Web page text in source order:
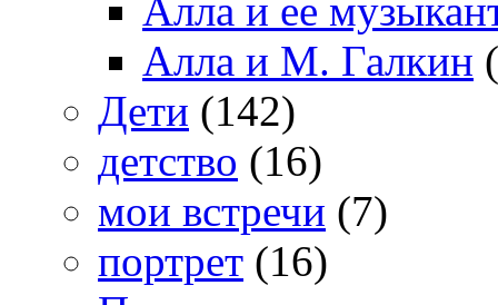
Алла и ее
Алла и М. Галкин
Дети (142)
детство (16)
мои встречи (7)
портрет (16)